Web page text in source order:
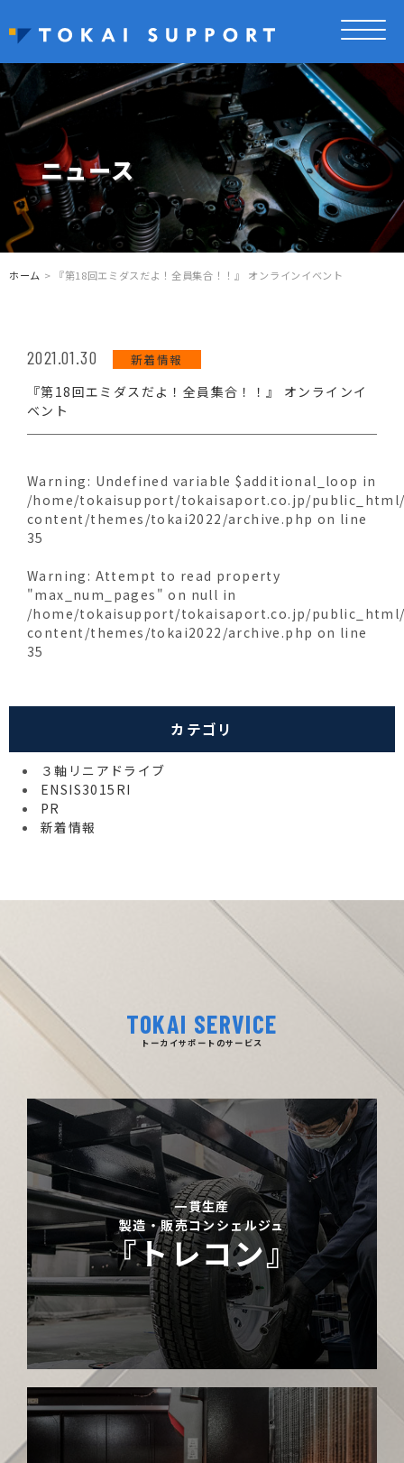
ニュース
ホーム > 『第18回エミダスだよ！全員集合！！』 オンラインイベント
2021.01.30 新着情報
『第18回エミダスだよ！全員集合！！』 オンラインイ
ベント
Warning : Undefined variable $additional_loop in
/home/tokaisupport/tokaisaport.co.jp/
content/themes/tokai2022/archive.php on line
35
Warning : Attempt to read property
"max_num_pages" on null in
/home/tokaisupport/tokaisaport.co.jp/
content/themes/tokai2022/archive.php on line
35
カテゴリ
３軸リニアドライブ
ENSIS3015RI
PR
新着情報
TOKAI SERVICE
トーカイサポートのサービス
一貫生産
製造・販売コンシェルジュ
『トレコン』